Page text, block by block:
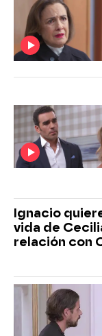
Ignacio
vida de
relación con